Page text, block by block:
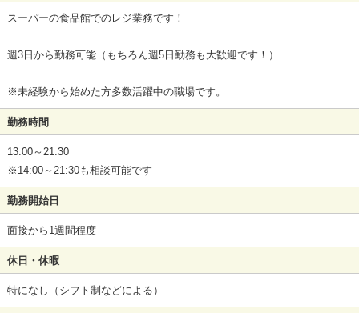
スーパーの食品館でのレジ業務です！
週3日から勤務可能（もちろん週5日勤務も大歓迎です！）
※未経験から始めた方多数活躍中の職場です。
勤務時間
13:00～21:30
※14:00～21:30も相談可能です
勤務開始日
面接から1週間程度
休日・休暇
特になし（シフト制などによる）